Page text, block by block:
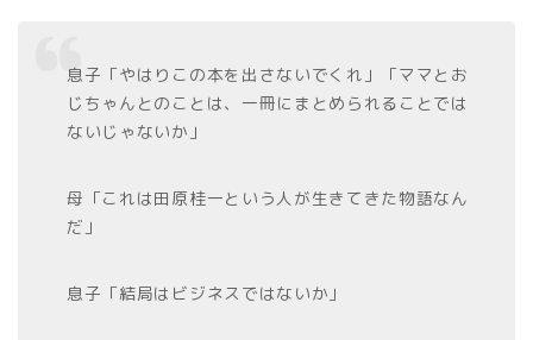
息子「やはりこの本を出さないでくれ」「ママとお
じちゃんとのことは、一冊にまとめられることでは
ないじゃないか」
母「これは田原桂一という人が生きてきた物語なん
だ」
息子「結局はビジネスではないか」